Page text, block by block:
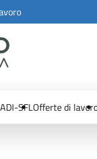
SFLOfferte di